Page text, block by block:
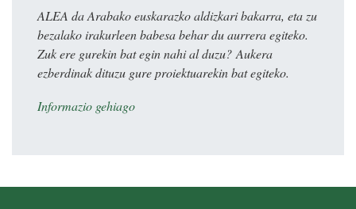
ALEA da Arabako euskarazko aldizkari bakarra, eta zu
bezalako irakurleen babesa behar du aurrera egiteko.
Zuk ere gurekin bat egin nahi al duzu? Aukera
ezberdinak dituzu gure proiektuarekin bat egiteko.
Informazio gehiago